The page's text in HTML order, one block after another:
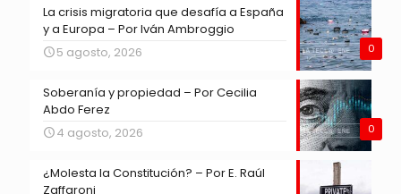
0
La crisis migratoria que desafía a España
y a Europa – Por Iván Ambroggio
5 agosto, 2026
0
Soberanía y propiedad – Por Cecilia
Abdo Ferez
4 agosto, 2026
¿Molesta la Constitución? – Por E. Raúl
Zaffaroni